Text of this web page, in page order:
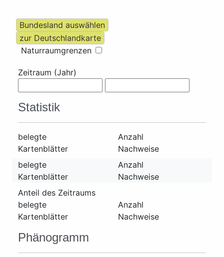
Naturraumgrenzen
Zeitraum (Jahr)
Statistik
belegte
Kartenblätter
Anzahl
Nachweise
belegte
Kartenblätter
Anzahl
Nachweise
Anteil des Zeitraums
belegte
Kartenblätter
Anzahl
Nachweise
Phänogramm